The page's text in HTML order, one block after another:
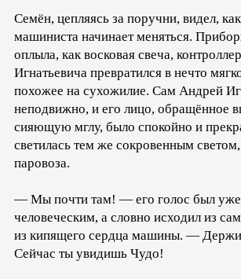
Семён, цепляясь за поручни, видел,
машиниста начинает меняться.
оплыла, как восковая свеча,
Игнатьевича превратился в нечто
похожее на сухожилие. Сам Андрей
неподвижно, и его лицо, обращённое
сияющую мглу, было спокойно и
светилась тем же сокровенным
паровоза.
— Мы почти там! — его голос был уже
человеческим, а словно исходил из
из кипящего сердца машины. —
Сейчас ты увидишь Чудо!